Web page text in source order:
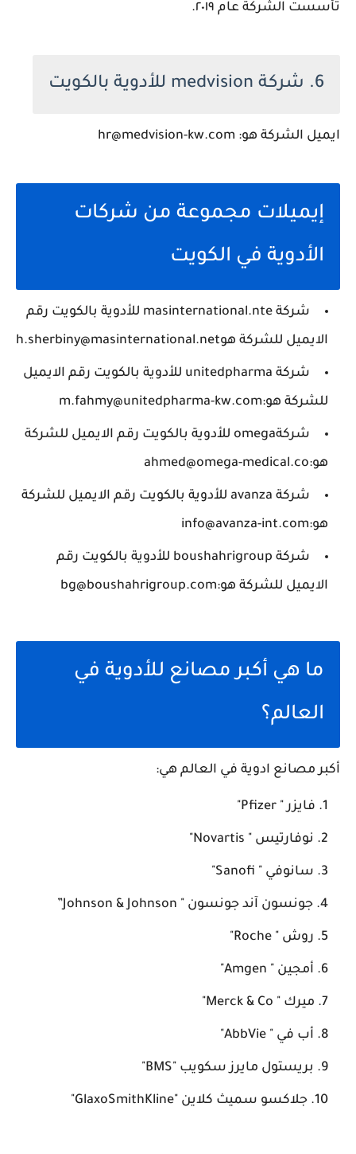
تأسست الشركة عام ٢٠١٩.
6. شركة medvision للأدوية بالكويت
ايميل الشركة هو: hr@medvision-kw.com
إيميلات مجموعة من شركات
الأدوية في الكويت
شركة masinternational.nte للأدوية بالكويت رقم
الايميل للشركة هوh.sherbiny@masinternational.net
شركة unitedpharma للأدوية بالكويت رقم الايميل
للشركة هو:m.fahmy@unitedpharma-kw.com
شركةomega للأدوية بالكويت رقم الايميل للشركة
هو:ahmed@omega-medical.co
شركة avanza للأدوية بالكويت رقم الايميل للشركة
هو:info@avanza-int.com
شركة boushahrigroup للأدوية بالكويت رقم
الايميل للشركة هو:bg@boushahrigroup.com
ما هي أكبر مصانع للأدوية في
العالم؟
أكبر مصانع ادوية في العالم هي:
فايزر " Pfizer"
نوفارتيس " Novartis"
سانوفي " Sanofi"
جونسون آند جونسون " Johnson & Johnson”
روش " Roche"
أمجين " Amgen"
ميرك " Merck & Co"
أب في " AbbVie"­­
بريستول مايرز سكويب "BMS"
جلاكسو سميث كلاين "GlaxoSmithKline"